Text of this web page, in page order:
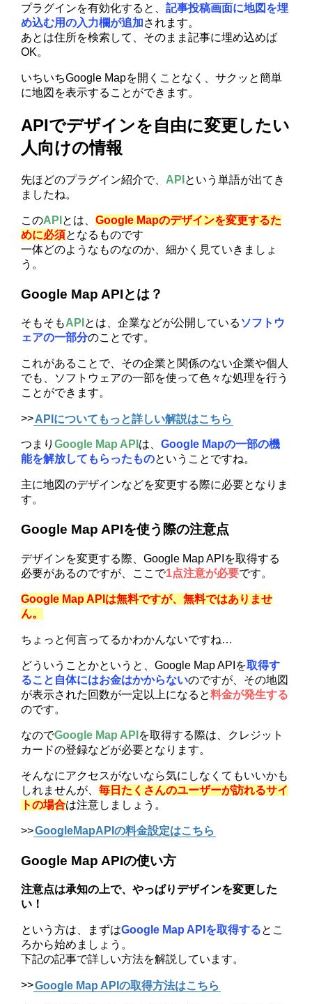
プラグインを有効化すると、記事投稿画面に地図を埋
め込む用の入力欄が追加されます。
あとは住所を検索して、そのまま記事に埋め込めば
OK。
いちいちGoogle Mapを開くことなく、サクッと簡単
に地図を表示することができます。
APIでデザインを自由に変更したい
人向けの情報
先ほどのプラグイン紹介で、 API という単語が出てき
ましたね。
このAPI とは、Google Mapのデザインを変更するた
めに必須となるものです
一体どのようなものなのか、細かく見ていきましょ
う。
Google Map APIとは？
そもそもAPI とは、企業などが公開している ソフトウ
ェアの一部分のことです。
これがあることで、その企業と関係のない企業や個人
でも、ソフトウェアの一部を使って色々な処理を行う
ことができます。
>>APIについてもっと詳しい解説はこちら
つまりGoogle Map API は、Google Mapの一部の機
能を解放してもらったものということですね。
主に地図のデザインなどを変更する際に必要となりま
す。
Google Map APIを使う際の注意点
デザインを変更する際、Google Map APIを取得する
必要があるのですが、ここで1点注意が必要です。
Google Map APIは無料ですが、無料ではありませ
ん。
ちょっと何言ってるかわかんないですね…
どういうことかというと、Google Map APIを取得す
ること自体にはお金はかからないのですが、その地図
が表示された回数が一定以上になると料金が発生する
のです。
なのでGoogle Map API を取得する際は、クレジット
カードの登録などが必要となります。
そんなにアクセスがないなら気にしなくてもいいかも
しれませんが、毎日たくさんのユーザーが訪れるサイ
トの場合は注意しましょう。
>>GoogleMapAPIの料金設定はこちら
Google Map APIの使い方
注意点は承知の上で、やっぱりデザインを変更した
い！
という方は、まずはGoogle Map APIを取得するとこ
ろから始めましょう。
下記の記事で詳しい方法を解説しています。
>>Google Map APIの取得方法はこちら